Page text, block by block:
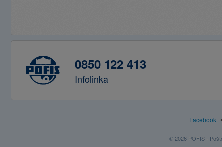
0850 122 413
Infolinka
Facebook
© 2026 POFIS -